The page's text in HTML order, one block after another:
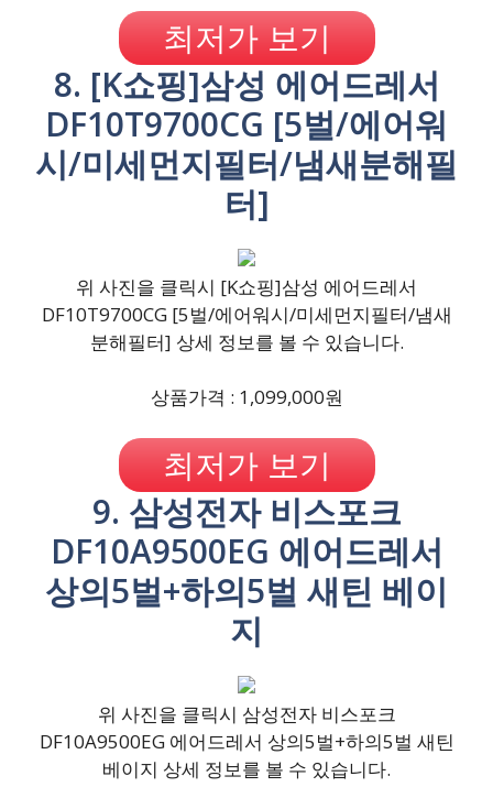
최저가 보기
8. [K쇼핑]삼성 에어드레서
DF10T9700CG [5벌/에어워
시/미세먼지필터/냄새분해필
터]
위 사진을 클릭시 [K쇼핑]삼성 에어드레서
DF10T9700CG [5벌/에어워시/미세먼지필터/냄새
분해필터] 상세 정보를 볼 수 있습니다.
상품가격 : 1,099,000원
최저가 보기
9. 삼성전자 비스포크
DF10A9500EG 에어드레서
상의5벌+하의5벌 새틴 베이
지
위 사진을 클릭시 삼성전자 비스포크
DF10A9500EG 에어드레서 상의5벌+하의5벌 새틴
베이지 상세 정보를 볼 수 있습니다.